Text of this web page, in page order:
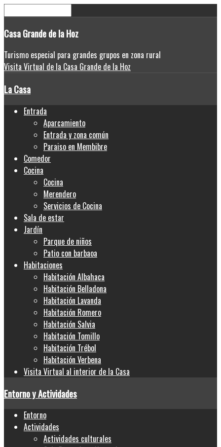
CasaGrande de la Hoz
Turismo especial para grandes grupos en zona rural
Visita Virtual de la Casa Grande de la Hoz
La Casa
Entrada
Aparcamiento
Entrada y zona común
Paraiso en Membibre
Comedor
Cocina
Cocina
Merendero
Servicios de Cocina
Sala de estar
Jardín
Parque de niños
Patio con barbaoa
Habitaciones
Habitación Albahaca
Habitación Belladona
Habitación Lavanda
Habitación Romero
Habitación Salvia
Habitación Tomillo
Habitación Trébol
Habitación Verbena
Visita Virtual al interior de la Casa
Entorno y Actividades
Entorno
Actividades
Actividades culturales